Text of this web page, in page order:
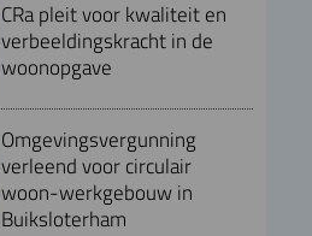
CRa pleit voor kwaliteit en
verbeeldingskracht in de
woonopgave
Omgevingsvergunning
verleend voor circulair
woon-werkgebouw in
Buiksloterham